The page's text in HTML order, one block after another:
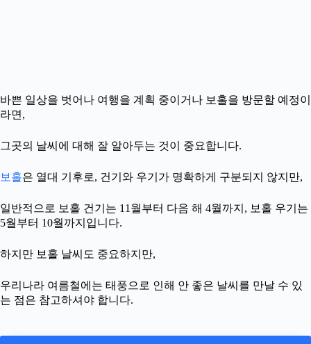
바쁜 일상을 벗어나 여행을 계획 중이거나 보홀을 방문할 예정이
라면,
그곳의 날씨에 대해 잘 알아두는 것이 중요합니다.
보홀은 열대 기후로, 건기와 우기가 명확하게 구분되지 않지만,
일반적으로 보홀 건기는 11월부터 다음 해 4월까지, 보홀 우기는
5월부터 10월까지입니다.
하지만 보홀 날씨도 중요하지만,
우리나라 여름철에는 태풍으로 인해 안 좋은 날씨를 만날 수 있
는 점은 참고하셔야 합니다.